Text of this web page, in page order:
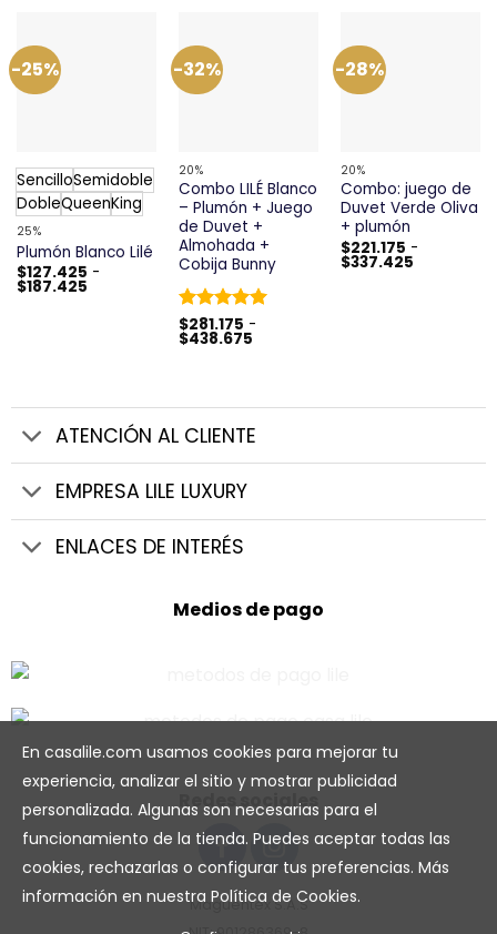
-25%
SencilloSemidoble
DobleQueenKing
25%
Plumón Blanco Lilé
$127.425 -
$187.425Rango
-32%
20%
Combo LILÉ Blanco
– Plumón + Juego
de Duvet +
Almohada +
Cobija Bunny
Valorado
con5de 5
$281.175 -
$438.675Rango
hasta
$438.675
-28%
20%
Combo: juego de
Duvet Verde Oliva
+ plumón
$221.175 -
$337.425Rango
ATENCIÓN AL CLIENTE
EMPRESA LILE LUXURY
ENLACES DE INTERÉS
Medios de pago
Redes sociales
Maguentex S.A.S
En casalile.com usamos cookies para mejorar tu
experiencia, analizar el sitio y mostrar publicidad
personalizada. Algunas son necesarias para el
funcionamiento de la tienda. Puedes aceptar todas las
cookies, rechazarlas o configurar tus preferencias. Más
información en nuestra Política de Cookies.